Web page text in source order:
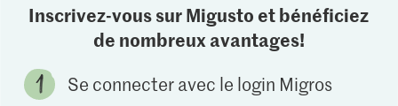
Inscrivez-vous sur Migusto et bénéficiez
de nombreux avantages!
Se connecter avec le login Migros